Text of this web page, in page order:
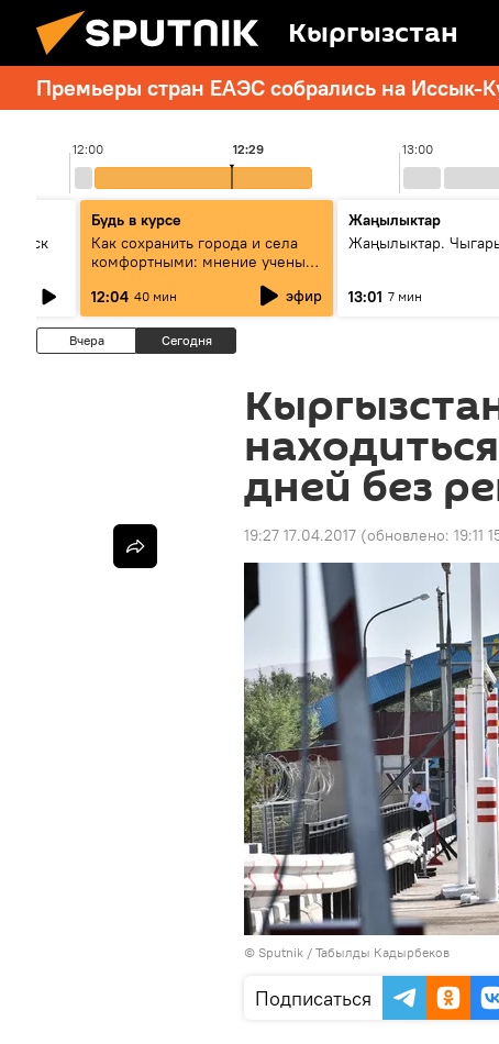
Кыргызстан
Премьеры стран ЕАЭС собрались на Иссык-
12:00 13:00
12:29
Будь в курсе
Как сохранить города и села
комфортными: мнение ученых
12:04 40 мин эфир
Жаңылыктар
Жаңылыктар.
13:01 7 мин
Вчера Сегодня
дней без
19:27 17.04.2017 (обновлено: 19:11
© Sputnik / Табылды Кадырбеков
Подписаться